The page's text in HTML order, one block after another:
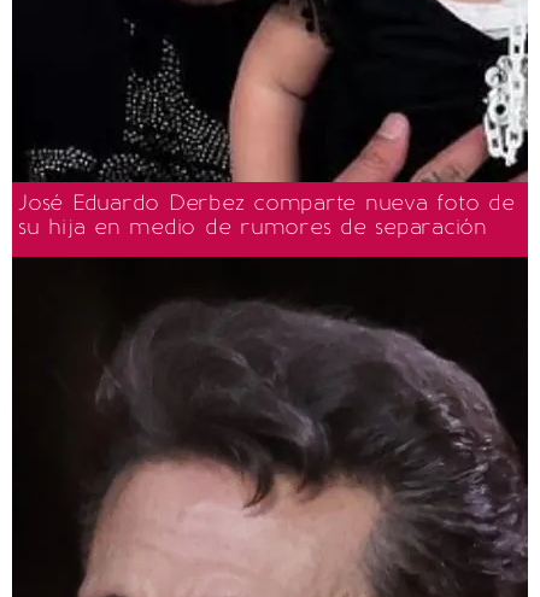
José Eduardo Derbez comparte nueva foto de
su hija en medio de rumores de separación